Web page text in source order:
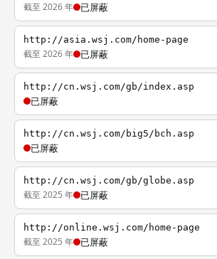
截至 2026 年 已屏蔽
http://asia.wsj.com/home-page
截至 2026 年 已屏蔽
http://cn.wsj.com/gb/index.asp
已屏蔽
http://cn.wsj.com/big5/bch.asp
已屏蔽
http://cn.wsj.com/gb/globe.asp
截至 2025 年 已屏蔽
http://online.wsj.com/home-page
截至 2025 年 已屏蔽